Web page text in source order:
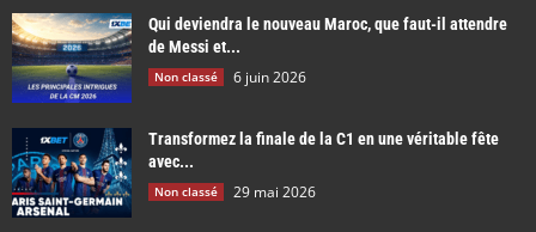
Qui deviendra le nouveau Maroc, que faut-il attendre
de Messi et...
Non classé 6 juin 2026
Transformez la finale de la C1 en une véritable fête
avec...
Non classé 29 mai 2026